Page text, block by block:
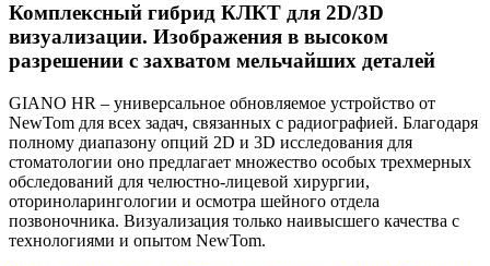
Комплексный гибрид КЛКТ для 2D/3D
визуализации. Изображения в высоком
разрешении с захватом мельчайших деталей
GIANO HR – универсальное обновляемое устройство от
NewTom для всех задач, связанных с радиографией. Благодаря
полному диапазону опций 2D и 3D исследования для
стоматологии оно предлагает множество особых трехмерных
обследований для челюстно-лицевой хирургии,
оториноларингологии и осмотра шейного отдела
позвоночника. Визуализация только наивысшего качества с
технологиями и опытом NewTom.